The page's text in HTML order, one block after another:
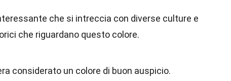
che si intreccia con diverse culture e
che riguardano questo colore.
considerato un colore di buon auspicio.